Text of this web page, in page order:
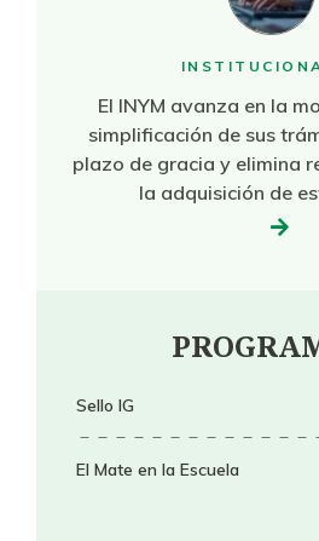
El INYM avanza en la
simplificación de sus
plazo de gracia y elimina
la adquisición de
Sello IG
El Mate en la Escuela